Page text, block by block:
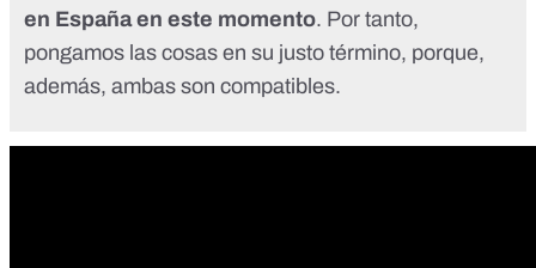
en España en este momento. Por tanto,
pongamos las cosas en su justo término, porque,
además, ambas son compatibles.